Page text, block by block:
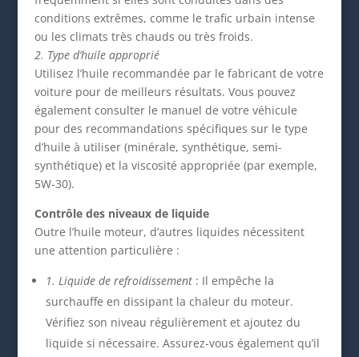
conditions extrêmes, comme le trafic urbain intense
ou les climats très chauds ou très froids.
2. Type d’huile approprié
Utilisez l’huile recommandée par le fabricant de votre
voiture pour de meilleurs résultats. Vous pouvez
également consulter le manuel de votre véhicule
pour des recommandations spécifiques sur le type
d’huile à utiliser (minérale, synthétique, semi-
synthétique) et la viscosité appropriée (par exemple,
5W-30).
Contrôle des niveaux de liquide
Outre l’huile moteur, d’autres liquides nécessitent
une attention particulière :
1. Liquide de refroidissement: Il empêche la
surchauffe en dissipant la chaleur du moteur.
Vérifiez son niveau régulièrement et ajoutez du
liquide si nécessaire. Assurez-vous également qu’il